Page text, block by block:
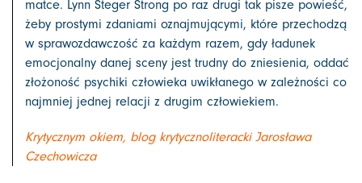
matce. Lynn Steger Strong po raz drugi tak pisze powieść,
żeby prostymi zdaniami oznajmującymi, które przechodzą
w sprawozdawczość za każdym razem, gdy ładunek
emocjonalny danej sceny jest trudny do zniesienia, oddać
złożoność psychiki człowieka uwikłanego w zależności co
najmniej jednej relacji z drugim człowiekiem.
Krytycznym okiem, blog krytycznoliteracki Jarosława
Czechowicza